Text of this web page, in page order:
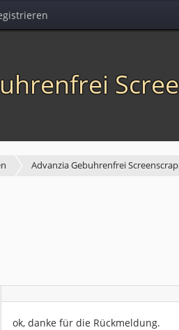
Advanzia Gebuhrenfrei
ok, danke für die Rückmeldung.